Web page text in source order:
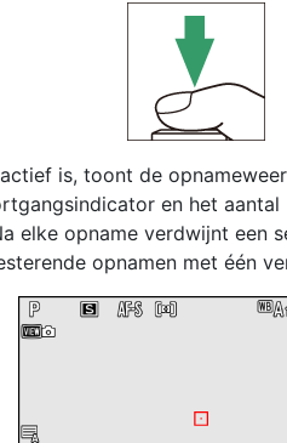
is, toont de
en het aantal
elke opname verdwijnt een
opnamen met één